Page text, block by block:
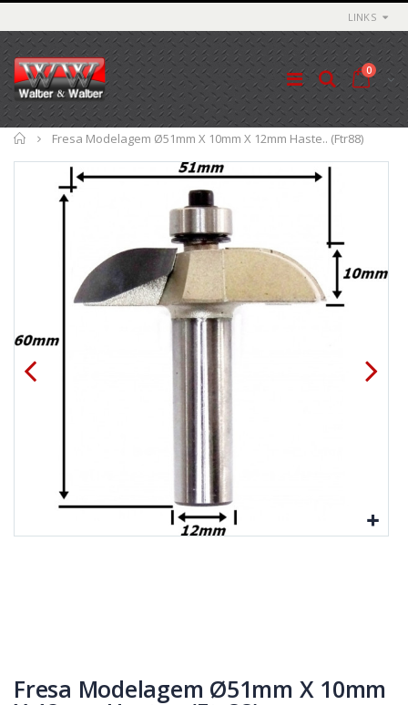
LINKS
0
Início
Fresa Modelagem Ø51mm X 10mm X 12mm Haste.. (Ftr88)
Fresa Modelagem Ø51mm X 10mm